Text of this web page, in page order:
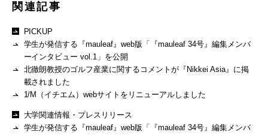
関連記事
PICKUP
学生が発信する『mauleaf』web版「『mauleaf 34号』編集メンバ
ーインタビュー vol.1」を公開
北徹朗教授のゴルフ産業に関するコメントが『Nikkei Asia』に掲
載されました
1/M（イチエム）webサイトをリニューアルしました
大学関連情報・プレスリリース
学生が発信する『mauleaf』web版「『mauleaf 34号』編集メンバ